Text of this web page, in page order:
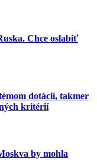
Chce oslabiť
dotácií, takmer
kritérií
by mohla